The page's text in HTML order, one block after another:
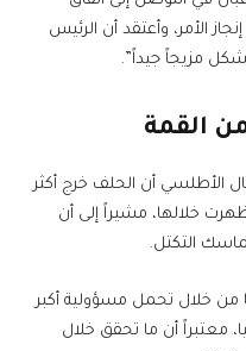
الأمر، وأعتقد أن الرئيس
مزيجاً جيداً”.
القمة
الأطلسي أن الحلف خرج أكثر
خلالها، مشيراً إلى أن
التكتل.
من خلال تحمل مسؤولية أكبر
معتبراً أن ما تحقق خلال